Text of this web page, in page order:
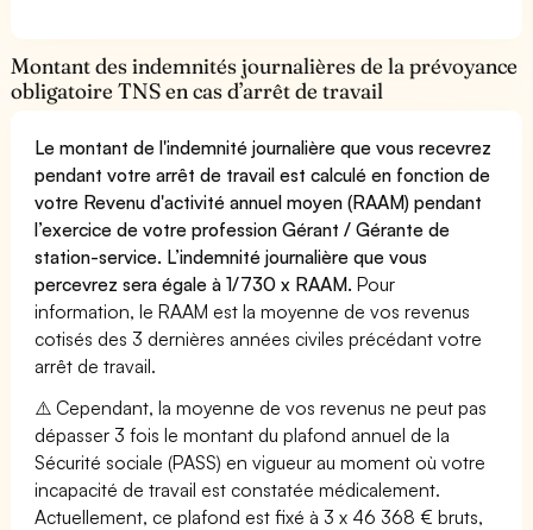
Montant des indemnités journalières de la prévoyance
obligatoire TNS en cas d’arrêt de travail
Le montant de l'indemnité journalière que vous recevrez
pendant votre arrêt de travail est calculé en fonction de
votre Revenu d'activité annuel moyen (RAAM) pendant
l’exercice de votre profession Gérant / Gérante de
station-service. L’indemnité journalière que vous
percevrez sera égale à 1/730 x RAAM. Pour
information, le RAAM est la moyenne de vos revenus
cotisés des 3 dernières années civiles précédant votre
arrêt de travail.
⚠️ Cependant, la moyenne de vos revenus ne peut pas
dépasser 3 fois le montant du plafond annuel de la
Sécurité sociale (PASS) en vigueur au moment où votre
incapacité de travail est constatée médicalement.
Actuellement, ce plafond est fixé à 3 x 46 368 € bruts,